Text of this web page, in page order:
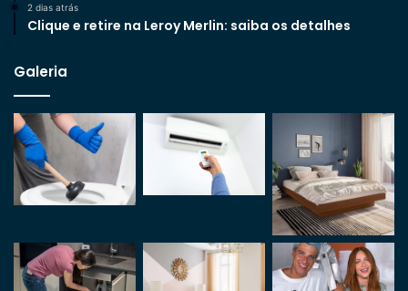
2 dias atrás
Clique e retire na Leroy Merlin: saiba os detalhes
Galeria